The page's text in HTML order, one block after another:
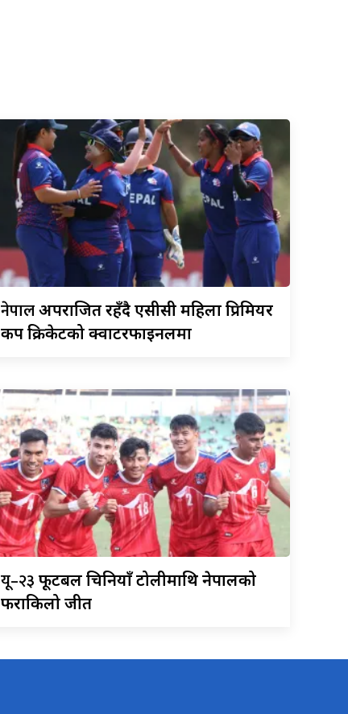
नेपालअपराजित रहँदै एसीसी महिला प्रिमियर
कप क्रिकेटको क्वार्टरफाइनलमा
यू–२३फूटबल चिनियाँ टोलीमाथि नेपालको
फराकिलो जीत